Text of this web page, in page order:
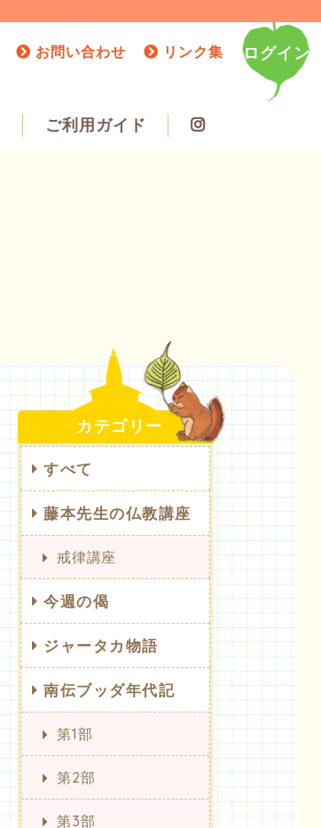
お問い合わせ リンク集 ログイン
ご利用ガイド
カテゴリー
すべて
藤本先生の仏教講座
戒律講座
今週の偈
ジャータカ物語
南伝ブッダ年代記
第1部
第2部
第3部